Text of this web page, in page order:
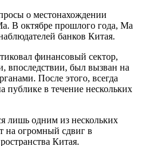
о местонахождении
В октябре прошлого года, Ма
банков Китая.
финансовый сектор,
впоследствии, был вызван на
После этого, всегда
в течение нескольких
лишь одним из нескольких
на огромный сдвиг в
Китая.